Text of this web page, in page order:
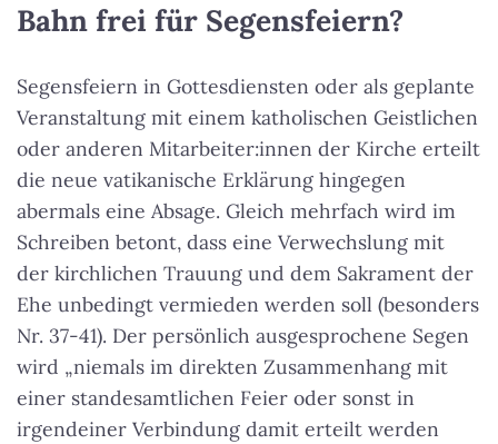
Bahn frei für Segensfeiern?
Segensfeiern in Gottesdiensten oder als geplante
Veranstaltung mit einem katholischen Geistlichen
oder anderen Mitarbeiter:innen der Kirche erteilt
die neue vatikanische Erklärung hingegen
abermals eine Absage. Gleich mehrfach wird im
Schreiben betont, dass eine Verwechslung mit
der kirchlichen Trauung und dem Sakrament der
Ehe unbedingt vermieden werden soll (besonders
Nr. 37-41). Der persönlich ausgesprochene Segen
wird „niemals im direkten Zusammenhang mit
einer standesamtlichen Feier oder sonst in
irgendeiner Verbindung damit erteilt werden